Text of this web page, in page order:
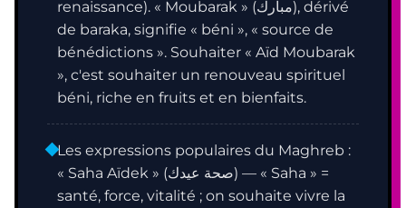
renaissance). « Moubarak » (مبارك), dérivé
de baraka, signifie « béni », « source de
bénédictions ». Souhaiter « Aïd Moubarak
», c'est souhaiter un renouveau spirituel
béni, riche en fruits et en bienfaits.
Les expressions populaires du Maghreb :
« Saha Aïdek » (صحة عيدك) — « Saha » =
santé, force, vitalité ; on souhaite vivre la